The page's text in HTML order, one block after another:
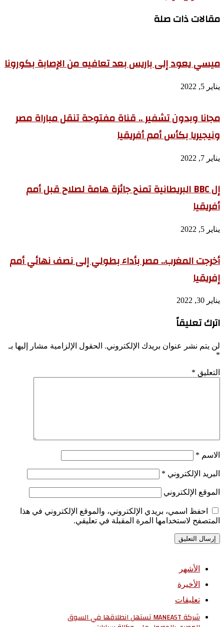
مقالات ذات صلة
ميسي يعود إلى باريس بعد تعافيه من الإصابة بكورونا
يناير 5, 2022
مجانا وبدون تشفير .. قناة مفتوحة تنقل مباراة مصر
ونيجيريا بكأس أمم أفريقيا
يناير 7, 2022
إل BBC البريطانية تمنح جائزة هامة لصلاح قبل أمم
أفريقيا
يناير 5, 2022
أخرجت المغرب.. مصر بأداء بطولي إلى نصف نهائي أمم
إفريقيا
يناير 30, 2022
اترك تعليقاً
لن يتم نشر عنوان بريدك الإلكتروني. الحقول الإلزامية مشار إليها بـ
*
التعليق *
الاسم *
البريد الإلكتروني *
الموقع الإلكتروني
احفظ اسمي، بريدي الإلكتروني، والموقع الإلكتروني في هذا
المتصفح لاستخدامها المرة المقبلة في تعليقي.
الأشهر
الأخيرة
تعليقات
شركة MANEAST تستهل انطلاقها في السوق